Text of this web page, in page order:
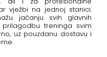
vježbi na jednoj stanici.
jačanju svih glavnih
treninga svim
uz pouzdanu dostavu i